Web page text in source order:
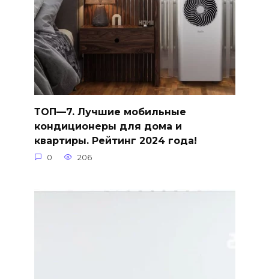
ТОП—7. Лучшие мобильные
кондиционеры для дома и
квартиры. Рейтинг 2024 года!
0 206